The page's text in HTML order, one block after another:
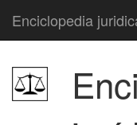
Enciclopedia